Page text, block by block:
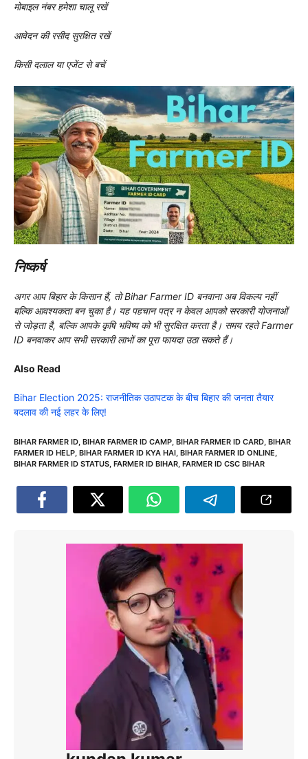
मोबाइल नंबर हमेशा चालू रखें
आवेदन की रसीद सुरक्षित रखें
किसी दलाल या एजेंट से बचें
निष्कर्ष
अगर आप बिहार के किसान हैं, तो Bihar Farmer ID बनवाना अब विकल्प नहीं
बल्कि आवश्यकता बन चुका है। यह पहचान पत्र न केवल आपको सरकारी योजनाओं
से जोड़ता है, बल्कि आपके कृषि भविष्य को भी सुरक्षित करता है। समय रहते Farmer
ID बनवाकर आप सभी सरकारी लाभों का पूरा फायदा उठा सकते हैं।
Also Read
Bihar Election 2025: राजनीतिक उठापटक के बीच बिहार की जनता तैयार
बदलाव की नई लहर के लिए!
BIHAR FARMER ID, BIHAR FARMER ID CAMP, BIHAR FARMER ID CARD, BIHAR
FARMER ID HELP, BIHAR FARMER ID KYA HAI, BIHAR FARMER ID ONLINE,
BIHAR FARMER ID STATUS, FARMER ID BIHAR, FARMER ID CSC BIHAR